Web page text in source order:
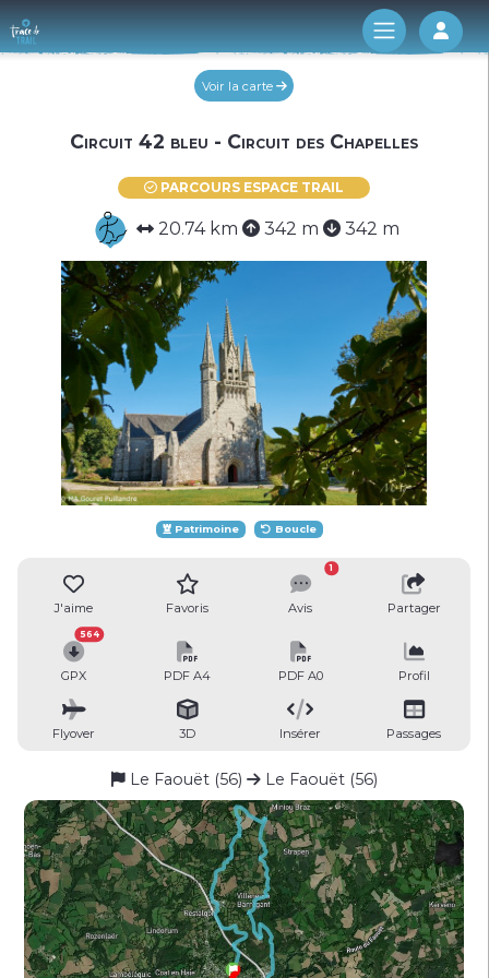
Log
Voir la carte
Circuit 42 bleu - Circuit des Chapelles
PARCOURS ESPACE TRAIL
20.74 km 342 m 342 m
Patrimoine Boucle
J'aime Favoris Avis
1
Partager
GPX
564
PDF A4 PDF A0 Profil
Flyover 3D Insérer Passages
Le Faouët (56) Le Faouët (56)